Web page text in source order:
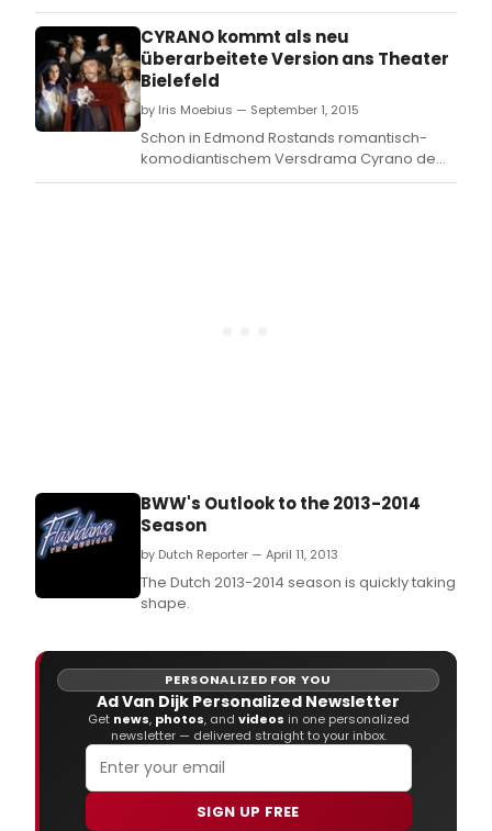
Cyrano in a challenging operetta.
CYRANO kommt als neu
überarbeitete Version ans Theater
Bielefeld
by Iris Moebius — September 1, 2015
Schon in Edmond Rostands romantisch-
komodiantischem Versdrama Cyrano de
Bergerac aus dem Jahr 1897 verbanden
BWW's Outlook to the 2013-2014
Season
by Dutch Reporter — April 11, 2013
The Dutch 2013-2014 season is quickly taking
shape.
PERSONALIZED FOR YOU
Ad Van Dijk Personalized Newsletter
Get news, photos, and videos in one personalized
newsletter — delivered straight to your inbox.
SIGN UP FREE